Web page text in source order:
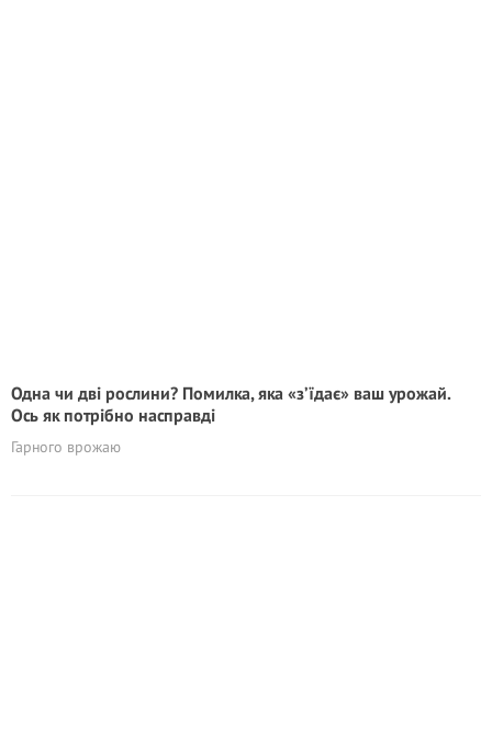
Одна чи дві рослини? Помилка, яка «з’їдає» ваш урожай.
Ось як потрібно насправді
Гарного врожаю